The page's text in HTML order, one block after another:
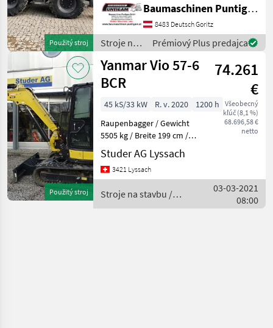
Stroje
Na
Stavbu
Kompaktny
Bager
VYBRAŤ
KATEGÓRIU
Sonstige
1
Yanmar
1
MARKETPLACE
Marketplace
Ponuky
Drobné
Použitý stroj
Referenznummer: 19400
Baumaschinen Puntigam
GmbH Unser Spezialgebiet:
Ankauf - Verk
Baumaschinen Puntigam GmbH
8483 Deutsch Goritz
Stroje na
stavbu /
Sonstige
Prémiový Plus predajca
Použitý stroj
Yanmar Vio 57-6
BCR
74.261
€
Všeobecný
kľúč (8,1 %)
68.696,58 €
netto
45 kS/33 kW R. v. 2020
1200 h
Raupenbagger / Gewicht
5505 kg / Breite 199 cm /
Gesamthöhe 254 cm /
Kabine / Luftfedersitz /
Powertilt mit
Partikelfilter ab Werk Stufe
5 / G
Studer AG Lyssach
3421 Lyssach
Stroje na stavbu /
Yanmar
03-03-2021
08:00